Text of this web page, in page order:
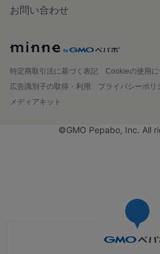
お問い合わせ
特定商取引法に基づく表記
Cookieの使用に
広告識別子の取得・利用
プライバシーポリ
メディアキット
©GMO Pepabo, Inc. All